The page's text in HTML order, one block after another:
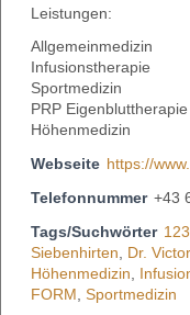
Leistungen:
Allgemeinmedizin
Infusionstherapie
Sportmedizin
PRP Eigenbluttherapie
Höhenmedizin
Webseite https://
Telefonnummer +43
Tags/Suchwörter
Siebenhirten
Dr.
Höhenmedizin
FORM Sportmedizin